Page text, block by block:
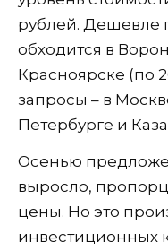
рублей. Дешевле
обходится в
Красноярске (по
запросы – в
Петербурге и
Осенью
выросло,
цены. Но это
инвестиционных